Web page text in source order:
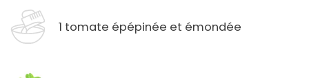
1 tomate épépinée et émondée